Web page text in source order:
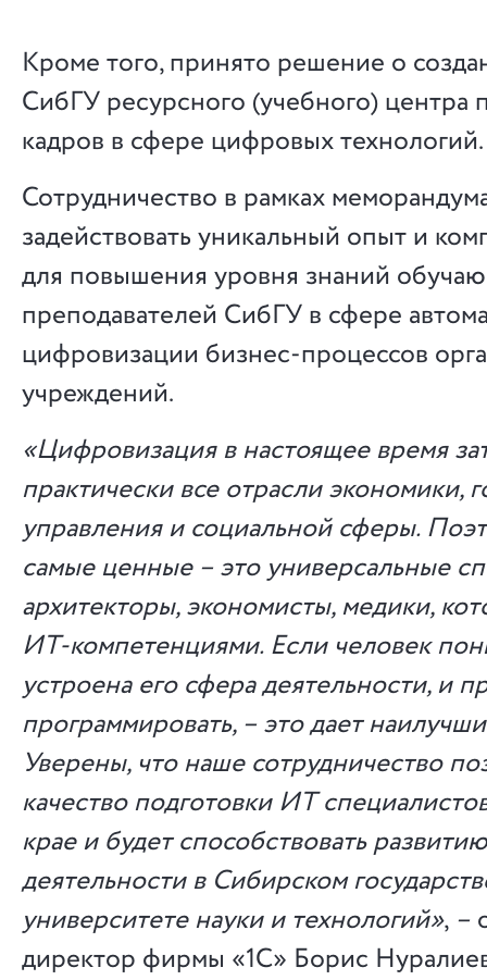
Кроме того, принято решение о
СибГУ ресурсного (учебного) центра
кадров в сфере цифровых технологий.
Сотрудничество в рамках
задействовать уникальный опыт и
для повышения уровня знаний
преподавателей СибГУ в сфере
цифровизации бизнес-процессов
учреждений.
«Цифровизация в настоящее время
практически все отрасли экономики,
управления и социальной сферы.
самые ценные – это универсальные
архитекторы, экономисты, медики,
ИТ-компетенциями. Если человек
устроена его сфера деятельности, и
программировать, – это дает
Уверены, что наше сотрудничество
качество подготовки ИТ
крае и будет способствовать
деятельности в Сибирском
университете науки и технологий», –
директор фирмы «1С» Борис